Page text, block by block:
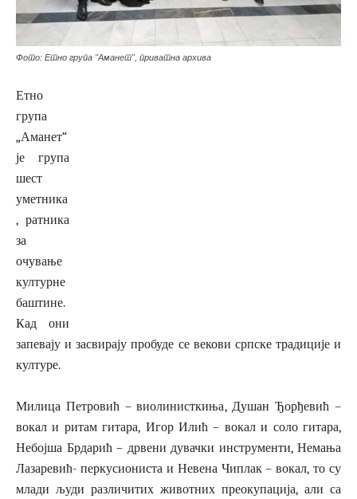
Фото: Етно група "Аманет", приватна архива
Етно
група
„Аманет“
је група
шест
уметника
, ратника
за
очување
културне
баштине.
Кад они
запевају и засвирају пробуде се векови српске традиције и
културе.
Милица Петровић – виолинисткиња, Душан Ђорђевић –
вокал и ритам гитара, Игор Илић – вокал и соло гитара,
Небојша Брдарић – дрвени дувачки инструменти, Немања
Лазаревић- перкусиониста и Невена Чиплак – вокал, то су
млади људи различитих животних преокупација, али са